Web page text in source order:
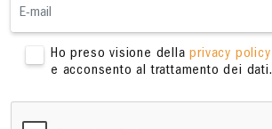
Ho preso visione dellaprivacy policy
e acconsento al trattamento dei dati.